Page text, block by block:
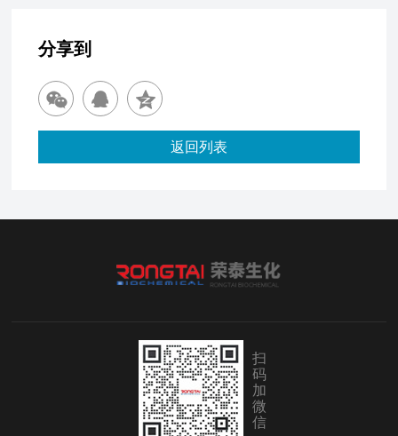
分享到
返回列表
扫
码
加
微
信